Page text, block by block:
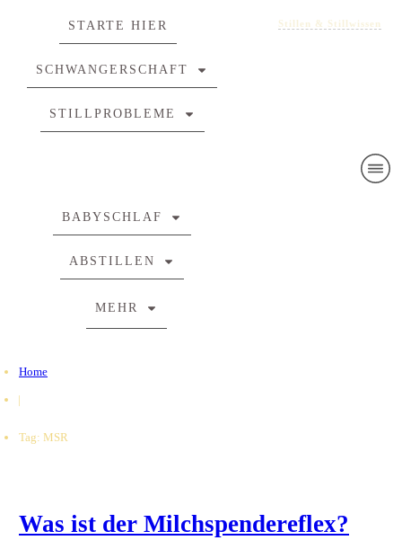
STARTE HIER
SCHWANGERSCHAFT
STILLPROBLEME
BABYSCHLAF
ABSTILLEN
MEHR
Home
|
Tag: MSR
Was ist der Milchspendereflex?
Stillen & Stillwissen